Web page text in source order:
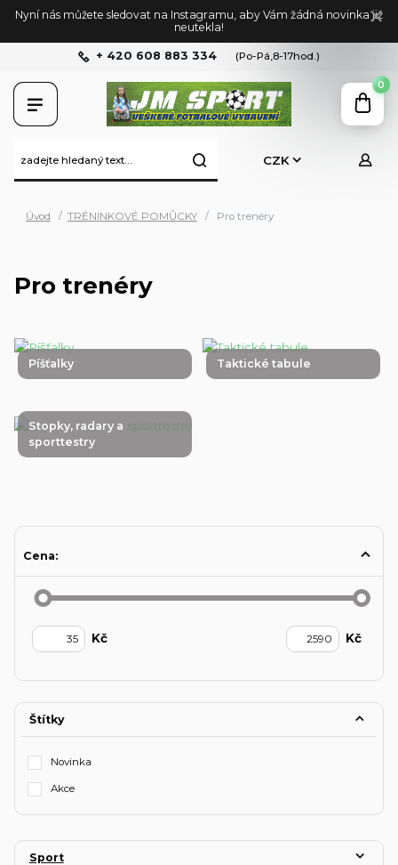
Nyní nás můžete sledovat na Instagramu, aby Vám žádná novinka již
neutekla!
CZK
+ 420 608 883 334 (Po-Pá,8-17hod.)
0
Úvod TRÉNINKOVÉ POMŮCKY Pro trenéry
Pro trenéry
Píšťalky Taktické tabule
Stopky, radary a
sporttestry
Cena:
Kč Kč
Štítky
Novinka
Akce
Sport